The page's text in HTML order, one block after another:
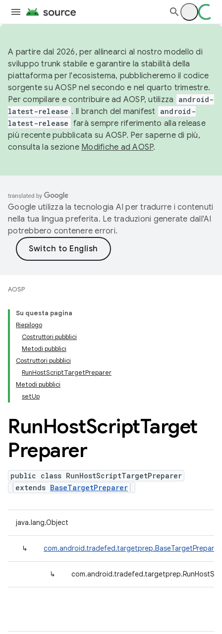
A partire dal 2026, per allinearci al nostro modello di
sviluppo trunk stabile e garantire la stabilità della
piattaforma per l'ecosistema, pubblicheremo il codice
sorgente su AOSP nel secondo e nel quarto trimestre.
Per compilare e contribuire ad AOSP, utilizza
android-
latest-release . Il branch del manifest android-
latest-release farà sempre riferimento alla release
più recente pubblicata su AOSP. Per saperne di più,
consulta la sezione Modifiche ad AOSP.
Google utilizza la tecnologia AI per tradurre i contenuti
nella tua lingua preferita. Le traduzioni generate dall'AI
potrebbero contenere errori.
AOSP
Su questa pagina
Riepilogo
Costruttori pubblici
Metodi pubblici
Costruttori pubblici
RunHostScriptTargetPreparer
Metodi pubblici
setUp
RunHostScriptTarget
Preparer
public class RunHostScriptTargetPreparer
extends BaseTargetPreparer
java.lang.Object
↳ com.android.tradefed.targetprep.BaseTargetPreparer
↳